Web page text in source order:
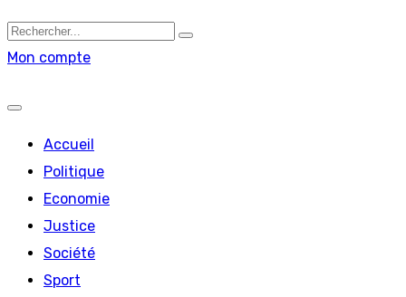
Mon compte
Accueil
Politique
Economie
Justice
Société
Sport